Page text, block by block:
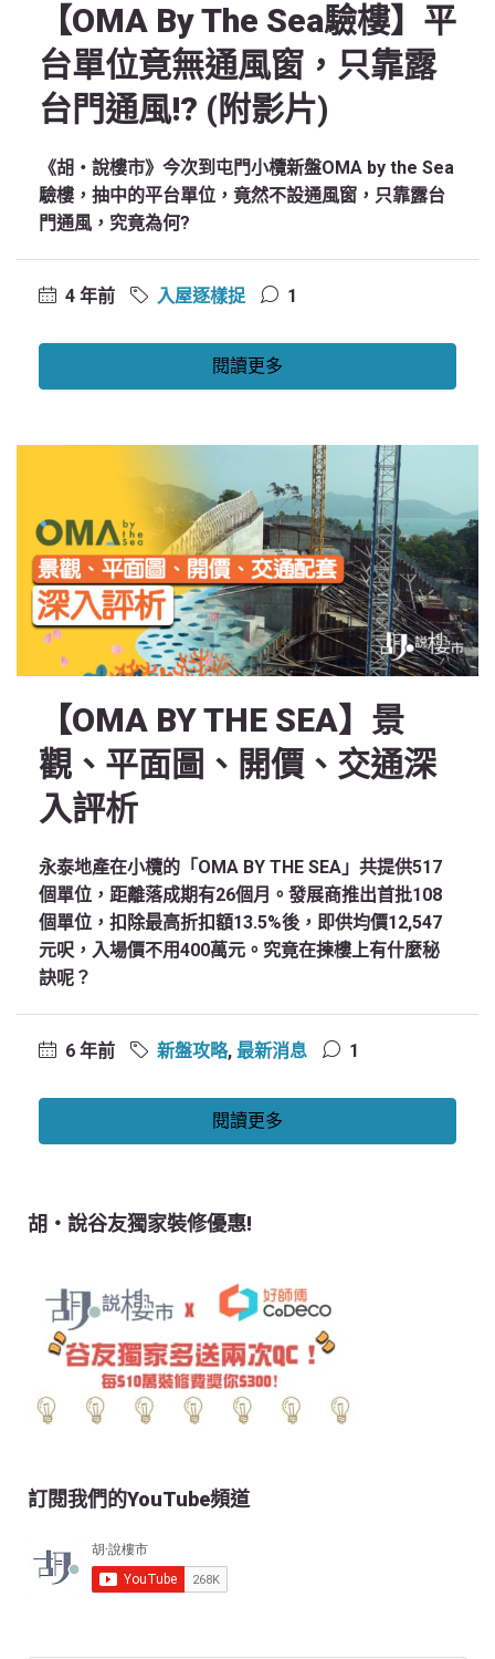
【OMA By The Sea驗樓】平
台單位竟無通風窗，只靠露
台門通風!? (附影片)
《胡‧說樓市》今次到屯門小欖新盤OMA by the Sea
驗樓，抽中的平台單位，竟然不設通風窗，只靠露台
門通風，究竟為何?
4 年前 入屋逐樣捉 1
閱讀更多
【OMA BY THE SEA】景
觀、平面圖、開價、交通深
入評析
永泰地產在小欖的「OMA BY THE SEA」共提供517
個單位，距離落成期有26個月。發展商推出首批108
個單位，扣除最高折扣額13.5%後，即供均價12,547
元呎，入場價不用400萬元。究竟在揀樓上有什麼秘
訣呢？
6 年前 新盤攻略, 最新消息 1
閱讀更多
胡‧說谷友獨家裝修優惠!
訂閱我們的YouTube頻道